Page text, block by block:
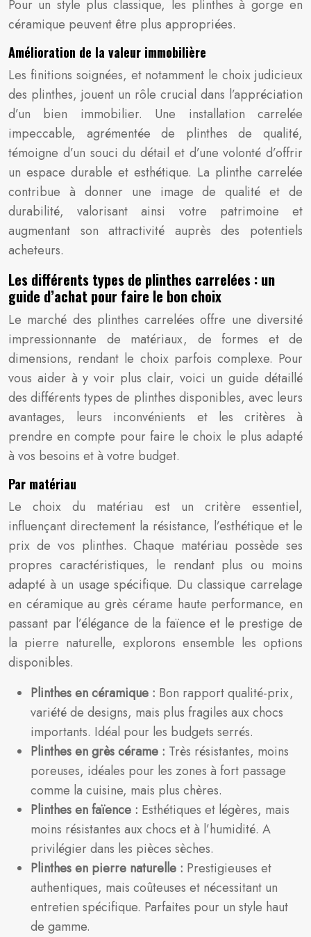
Pour un style plus classique, les plinthes à gorge en
céramique peuvent être plus appropriées.
Amélioration de la valeur immobilière
Les finitions soignées, et notamment le choix judicieux
des plinthes, jouent un rôle crucial dans l’appréciation
d’un bien immobilier. Une installation carrelée
impeccable, agrémentée de plinthes de qualité,
témoigne d’un souci du détail et d’une volonté d’offrir
un espace durable et esthétique. La plinthe carrelée
contribue à donner une image de qualité et de
durabilité, valorisant ainsi votre patrimoine et
augmentant son attractivité auprès des potentiels
acheteurs.
Les différents types de plinthes carrelées : un
guide d’achat pour faire le bon choix
Le marché des plinthes carrelées offre une diversité
impressionnante de matériaux, de formes et de
dimensions, rendant le choix parfois complexe. Pour
vous aider à y voir plus clair, voici un guide détaillé
des différents types de plinthes disponibles, avec leurs
avantages, leurs inconvénients et les critères à
prendre en compte pour faire le choix le plus adapté
à vos besoins et à votre budget.
Par matériau
Le choix du matériau est un critère essentiel,
influençant directement la résistance, l’esthétique et le
prix de vos plinthes. Chaque matériau possède ses
propres caractéristiques, le rendant plus ou moins
adapté à un usage spécifique. Du classique carrelage
en céramique au grès cérame haute performance, en
passant par l’élégance de la faïence et le prestige de
la pierre naturelle, explorons ensemble les options
disponibles.
Plinthes en céramique : Bon rapport qualité-prix,
variété de designs, mais plus fragiles aux chocs
importants. Idéal pour les budgets serrés.
Plinthes en grès cérame : Très résistantes, moins
poreuses, idéales pour les zones à fort passage
comme la cuisine, mais plus chères.
Plinthes en faïence : Esthétiques et légères, mais
moins résistantes aux chocs et à l’humidité. A
privilégier dans les pièces sèches.
Plinthes en pierre naturelle : Prestigieuses et
authentiques, mais coûteuses et nécessitant un
entretien spécifique. Parfaites pour un style haut
de gamme.